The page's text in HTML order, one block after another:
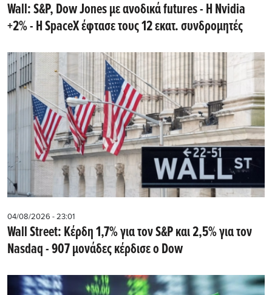
Wall: S&P, Dow Jones με ανοδικά futures - Η Nvidia
+2% - Η SpaceX έφτασε τους 12 εκατ. συνδρομητές
04/08/2026 - 23:01
Wall Street: Κέρδη 1,7% για τον S&P και 2,5% για τον
Nasdaq - 907 μονάδες κέρδισε ο Dow